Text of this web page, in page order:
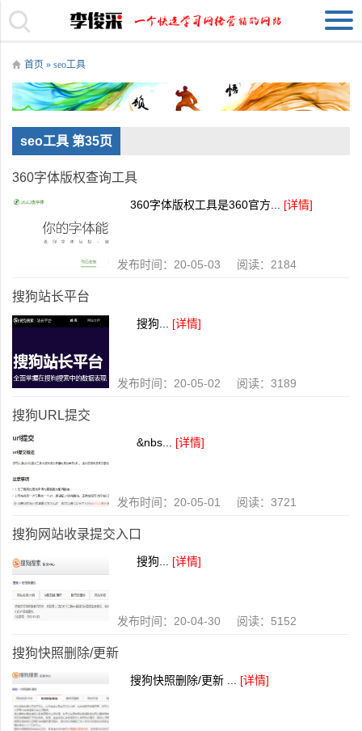
首页 » seo工具
seo工具 第35页
360字体版权查询工具
360字体版权工具是360官方... [详情]
发布时间：20-05-03 阅读：2184
搜狗站长平台
搜狗... [详情]
发布时间：20-05-02 阅读：3189
搜狗URL提交
&nbs... [详情]
发布时间：20-05-01 阅读：3721
搜狗网站收录提交入口
搜狗... [详情]
发布时间：20-04-30 阅读：5152
搜狗快照删除/更新
搜狗快照删除/更新 ... [详情]